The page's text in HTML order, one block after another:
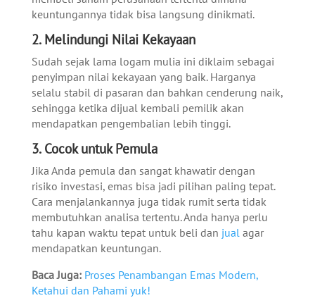
keuntungannya tidak bisa langsung dinikmati.
2. Melindungi Nilai Kekayaan
Sudah sejak lama logam mulia ini diklaim sebagai
penyimpan nilai kekayaan yang baik. Harganya
selalu stabil di pasaran dan bahkan cenderung naik,
sehingga ketika dijual kembali pemilik akan
mendapatkan pengembalian lebih tinggi.
3. Cocok untuk Pemula
Jika Anda pemula dan sangat khawatir dengan
risiko investasi, emas bisa jadi pilihan paling tepat.
Cara menjalankannya juga tidak rumit serta tidak
membutuhkan analisa tertentu. Anda hanya perlu
tahu kapan waktu tepat untuk beli dan jual agar
mendapatkan keuntungan.
Baca Juga: Proses Penambangan Emas Modern,
Ketahui dan Pahami yuk!